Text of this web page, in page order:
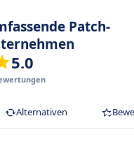
Patch-
5.0
Alternativen